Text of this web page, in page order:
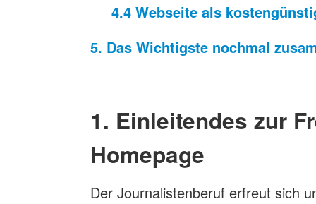
4.4 Webseite als
5. Das Wichtigste nochmal
1. Einleitendes zur
Homepage
Der Journalistenberuf erfreut sich